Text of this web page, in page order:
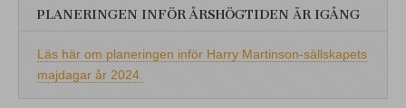
PLANERINGEN INFÖR ÅRSHÖGTIDEN ÄR IGÅNG
Läs här om planeringen inför Harry Martinson-sällskapets
majdagar år 2024.